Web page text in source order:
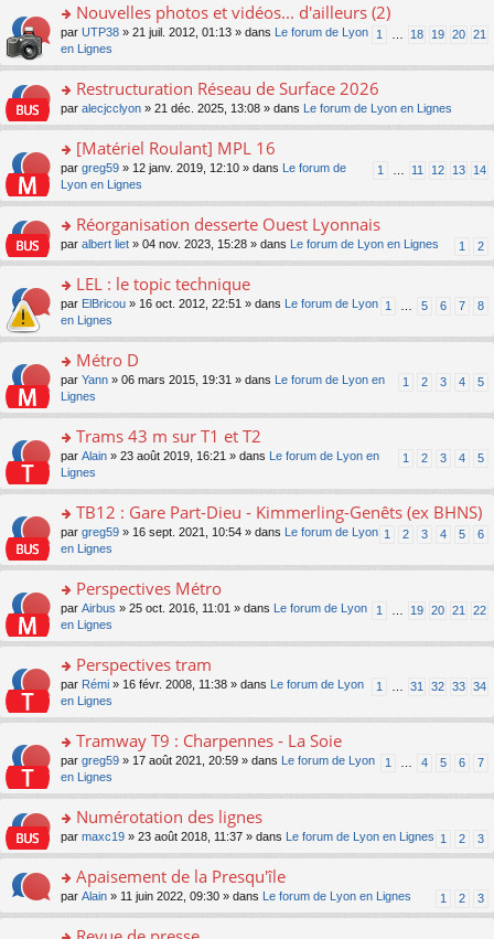
u
s
ré
c
e
nt
o
n
lu
le
u
s
ré
c
e
nt
g
e
n
o
n
lu
u
s
ré
c
e
er
le
m
e
s
s
e
n
o
n
lu
pl
s
ré
c
e
o
n
s
er
le
m
e
s
s
e
n
o
n
le
s
ré
e
Nouvelles photos et vidéos... d'ailleurs (2)
1 18 19 20 21
par UTP38 » 21 juil. 2012, 01:13 » dans
Le forum de Lyon
en Lignes
o
n
ult
er
le
m
e
s
g
e
n
o
n
le
s
ré
e
Restructuration Réseau de Surface 2026
par alecjcclyon » 21 déc. 2025, 13:08 » dans Le forum de Lyon en Lignes
o
s
er
le
m
e
s
s
e
n
o
n
lu
pl
ré
c
e
nt
[Matériel Roulant] MPL 16
1 11 12 13 14
par greg59 » 12 janv. 2019, 12:10 » dans
Le forum de
Lyon en Lignes
o
n
ult
er
le
m
e
s
s
e
n
o
n
lu
pl
ré
c
e
nt
Réorganisation desserte Ouest Lyonnais
1 2
par albert liet » 04 nov. 2023, 15:28 » dans Le forum de Lyon en Lignes
o
n
s
er
le
m
e
s
s
a
n
o
n
lu
le
u
c
e
nt
LEL : le topic technique
1 5 6 7 8
par ElBricou » 16 oct. 2012, 22:51 » dans
Le forum de Lyon
en Lignes
o
s
er
le
m
e
s
s
a
n
o
n
lu
le
u
c
e
nt
Métro D
1 2 3 4 5
par Yann » 06 mars 2015, 19:31 » dans
Le forum de Lyon en
Lignes
o
s
er
le
m
e
s
s
a
n
o
n
lu
le
u
c
e
nt
Trams 43 m sur T1 et T2
1 2 3 4 5
par Alain » 23 août 2019, 16:21 » dans
Le forum de Lyon en
Lignes
o
n
s
er
le
m
e
s
s
a
n
o
n
lu
le
u
ré
c
e
TB12 : Gare Part-Dieu - Kimmerling-Genêts (ex BHNS)
1 2 3 4 5 6
par greg59 » 16 sept. 2021, 10:54 » dans
Le forum de Lyon
en Lignes
o
n
s
er
le
m
e
s
s
a
n
o
n
lu
pl
Perspectives Métro
1 19 20 21 22
par Airbus » 25 oct. 2016, 11:01 » dans
Le forum de Lyon
en Lignes
o
n
s
er
le
m
e
s
s
e
n
o
n
Perspectives tram
1 31 32 33 34
par Rémi » 16 févr. 2008, 11:38 » dans
Le forum de Lyon
en Lignes
o
n
s
er
le
m
e
s
Tramway T9 : Charpennes - La Soie
1 4 5 6 7
par greg59 » 17 août 2021, 20:59 » dans
Le forum de Lyon
en Lignes
o
n
ult
er
le
m
Numérotation des lignes
1 2 3
par maxc19 » 23 août 2018, 11:37 » dans Le forum de Lyon en Lignes
o
n
Apaisement de la Presqu'île
1 2 3
par Alain » 11 juin 2022, 09:30 » dans Le forum de Lyon en Lignes